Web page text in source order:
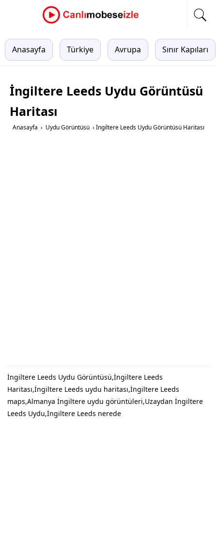
Anasayfa Türkiye Avrupa Sınır Kapıları
İngiltere Leeds Uydu Görüntüsü
Haritası
Anasayfa › Uydu Görüntüsü › İngiltere Leeds Uydu Görüntüsü Haritası
İngiltere Leeds Uydu Görüntüsü,İngiltere Leeds
Haritası,İngiltere Leeds uydu haritası,İngiltere Leeds
maps,Almanya İngiltere uydu görüntüleri,Uzaydan İngiltere
Leeds Uydu,İngiltere Leeds nerede